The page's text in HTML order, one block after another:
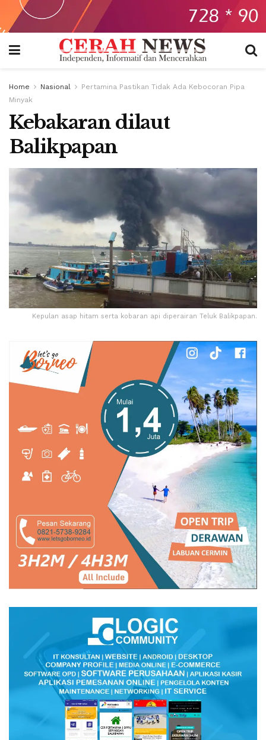
Home Nasional
Pertamina Pastikan Tidak Ada Kebocoran Pipa
Minyak
Kebakaran dilaut
Balikpapan
Kepulan asap hitam serta kobaran api diperairan Teluk Balikpapan.